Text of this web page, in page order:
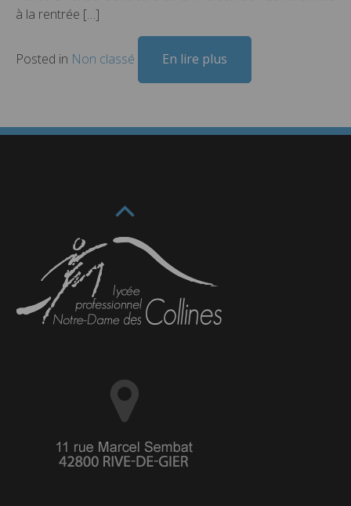
à la rentrée […]
Posted in Non classé En lire plus